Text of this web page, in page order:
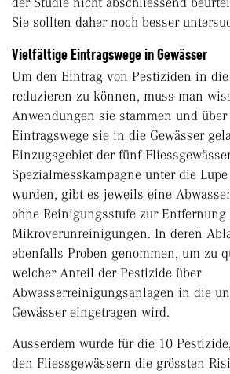
Sie sollten daher noch besser
Vielfältige Eintragswege in Gewässer
Um den Eintrag von Pestiziden in die
reduzieren zu können, muss man
Anwendungen sie stammen und über
Eintragswege sie in die Gewässer
Einzugsgebiet der fünf
Spezialmesskampagne unter die
wurden, gibt es jeweils eine
ohne Reinigungsstufe zur Entfernung
Mikroverunreinigungen. In deren
ebenfalls Proben genommen, um zu
welcher Anteil der Pestizide über
Abwasserreinigungsanlagen in die
Gewässer eingetragen wird.
Ausserdem wurde für die 10
den Fliessgewässern die grössten